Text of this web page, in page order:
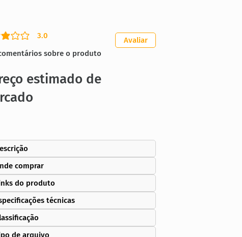
3.0
média é 3 de 5
sobre o produto
Avaliar
estimado de
comprar
do produto
técnicas
de arquivo